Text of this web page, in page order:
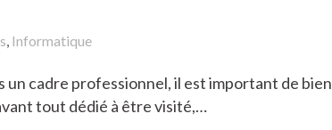
, Informatique
un cadre professionnel, il est important de bien
tout dédié à être visité,…